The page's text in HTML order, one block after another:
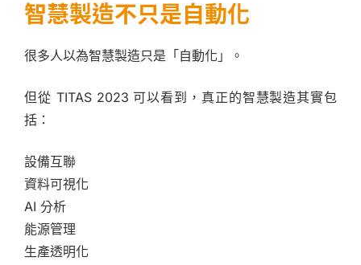
智慧製造不只是自動化
很多人以為智慧製造只是「自動化」。
但從 TITAS 2023 可以看到，真正的智慧製造其實包
括：
設備互聯
資料可視化
AI 分析
能源管理
生產透明化